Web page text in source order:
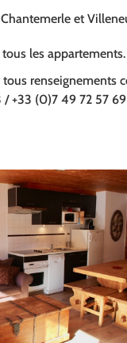
et
les
renseignements
+33 (0)7 49 72 57 69